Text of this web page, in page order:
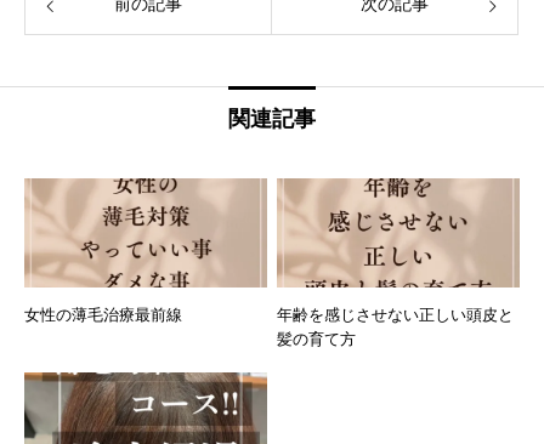
前の記事 次の記事
関連記事
女性の薄毛治療最前線
年齢を感じさせない正しい頭皮と
髪の育て方